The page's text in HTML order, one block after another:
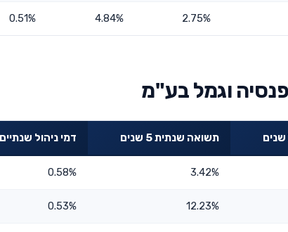
2.75%
4.84%
0.51%
וגמל בע"מ
תשואה שנתית 5 שנים דמי ניהול שנתיים
3.42%
0.58%
12.23%
0.53%